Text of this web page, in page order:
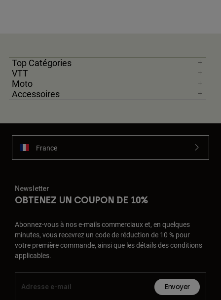
Top Catégories
VTT
Moto
Accessoires
France
Newsletter
OBTENEZ UN COUPON DE 10%
Abonnez-vous à nos e-mails commerciaux et, en quelques
minutes, vous recevrez un code de réduction de 10 % pour
votre première commande, ainsi que les détails des conditions
applicables.
Envoyer